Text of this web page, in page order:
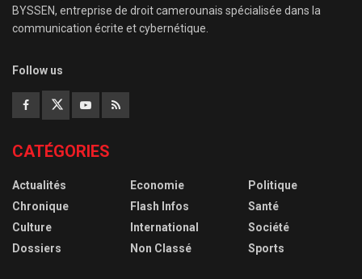
BYSSEN, entreprise de droit camerounais spécialisée dans la
communication écrite et cybernétique.
Follow us
CATÉGORIES
Actualités
Chronique
Culture
Dossiers
Economie
Flash Infos
International
Non Classé
Politique
Santé
Société
Sports